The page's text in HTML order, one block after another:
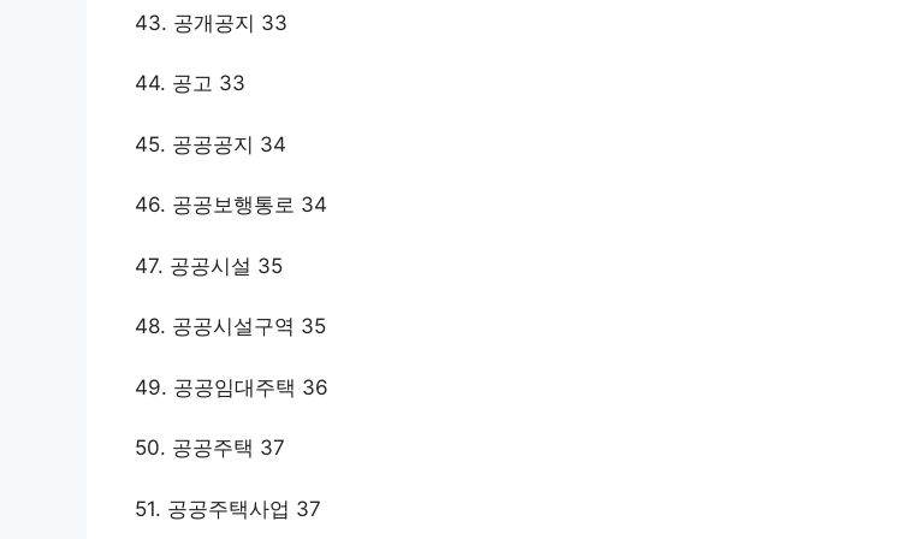
43. 공개공지 33
44. 공고 33
45. 공공공지 34
46. 공공보행통로 34
47. 공공시설 35
48. 공공시설구역 35
49. 공공임대주택 36
50. 공공주택 37
51. 공공주택사업 37